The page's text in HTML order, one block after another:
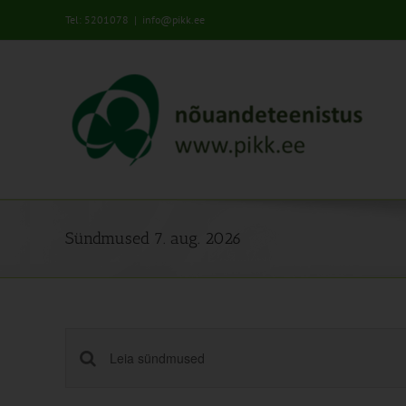
Tel: 5201078 | info@pikk.ee
Sündmused 7. aug. 2026
Sündmused
Enter